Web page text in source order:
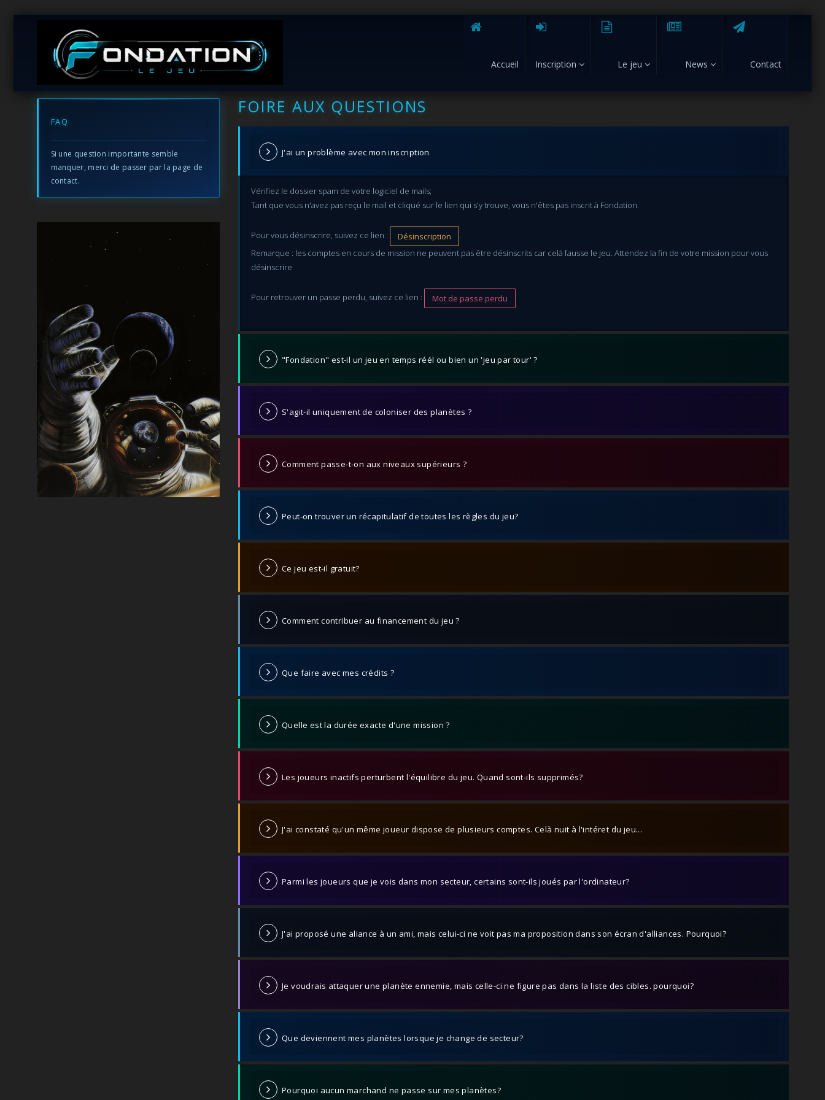
Accueil Inscription Le jeu News Contact
FAQ
Si une question importante semble
manquer, merci de passer par la page de
contact.
FOIRE AUX QUESTIONS
J'ai un problème avec mon inscription
Vérifiez le dossier spam de votre logiciel de mails;
Tant que vous n'avez pas reçu le mail et cliqué sur le lien qui s'y trouve, vous n'êtes pas inscrit à Fondation.
Pour vous désinscrire, suivez ce lien : Désinscription
.
Remarque : les comptes en cours de mission ne peuvent pas être désinscrits car celà fausse le jeu. Attendez la fin de votre mission pour vous
désinscrire
Pour retrouver un passe perdu, suivez ce lien : Mot de passe perdu
"Fondation" est-il un jeu en temps réél ou bien un 'jeu par tour' ?
S'agit-il uniquement de coloniser des planètes ?
Comment passe-t-on aux niveaux supérieurs ?
Peut-on trouver un récapitulatif de toutes les règles du jeu?
Ce jeu est-il gratuit?
Comment contribuer au financement du jeu ?
Que faire avec mes crédits ?
Quelle est la durée exacte d'une mission ?
Les joueurs inactifs perturbent l'équilibre du jeu. Quand sont-ils supprimés?
J'ai constaté qu'un même joueur dispose de plusieurs comptes. Celà nuit à l'intéret du jeu...
Parmi les joueurs que je vois dans mon secteur, certains sont-ils joués par l'ordinateur?
J'ai proposé une aliance à un ami, mais celui-ci ne voit pas ma proposition dans son écran d'alliances. Pourquoi?
Je voudrais attaquer une planète ennemie, mais celle-ci ne figure pas dans la liste des cibles. pourquoi?
Que deviennent mes planètes lorsque je change de secteur?
Pourquoi aucun marchand ne passe sur mes planètes?